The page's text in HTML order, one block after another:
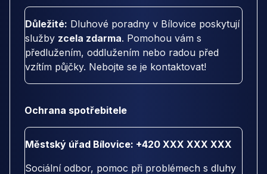
Důležité: Dluhové poradny v Bílovice poskytují
služby zcela zdarma. Pomohou vám s
předlužením, oddlužením nebo radou před
vzítím půjčky. Nebojte se je kontaktovat!
Ochrana spotřebitele
Městský úřad Bílovice: +420 XXX XXX XXX
Sociální odbor, pomoc při problémech s dluhy